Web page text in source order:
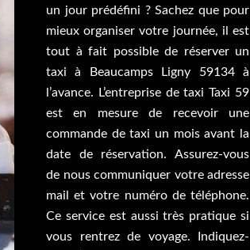
un jour prédéfini ? Sachez que pour
mieux organiser votre journée, il est
tout à fait possible de réserver un
taxi à Beaucamps Ligny 59134 à
l’avance. L’entreprise de taxi Taxi 59
est en mesure de recevoir une
commande de taxi un mois avant la
date de réservation. Assurez-vous
de nous communiquer votre adresse
mail et votre numéro de téléphone.
Ce service est aussi très pratique si
vous rentrez de voyage. Indiquez-